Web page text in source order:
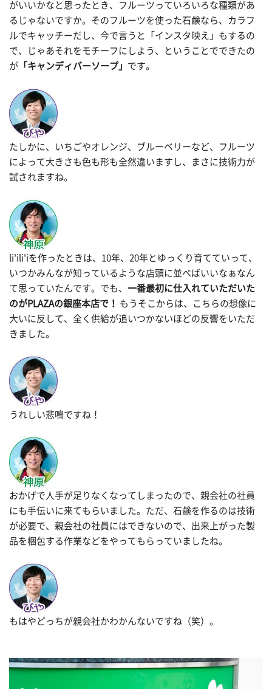
がいいかなと思ったとき、フルーツっていろいろな種類があ
るじゃないですか。そのフルーツを使った石鹸なら、カラフ
ルでキャッチーだし、今で言うと「インスタ映え」もするの
で、じゃあそれをモチーフにしよう、ということでできたの
が 「キャンディバーソープ」 です。
たしかに、いちごやオレンジ、ブルーベリーなど、フルーツ
によって大きさも色も形も全然違いますし、まさに技術力が
試されますね。
li'ili'iを作ったときは、10年、20年とゆっくり育てていって、
いつかみんなが知っているような店頭に並べばいいなぁなん
て思っていたんです。でも、 一番最初に仕入れていただいた
のがPLAZAの銀座本店で！ もうそこからは、こちらの想像に
大いに反して、全く供給が追いつかないほどの反響をいただ
きました。
うれしい悲鳴ですね！
おかげで人手が足りなくなってしまったので、親会社の社員
にも手伝いに来てもらいました。ただ、石鹸を作るのは技術
が必要で、親会社の社員にはできないので、出来上がった製
品を梱包する作業などをやってもらっていましたね。
もはやどっちが親会社かわかんないですね（笑）。